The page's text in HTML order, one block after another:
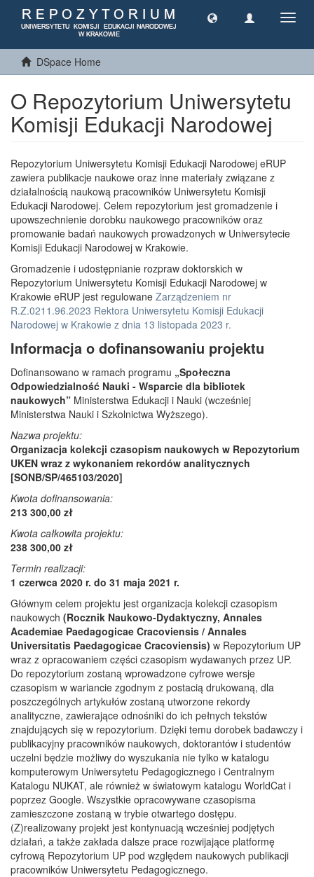
DSpace Home
O Repozytorium Uniwersytetu
Komisji Edukacji Narodowej
Repozytorium Uniwersytetu Komisji Edukacji Narodowej eRUP
zawiera publikacje naukowe oraz inne materiały związane z
działalnością naukową pracowników Uniwersytetu Komisji
Edukacji Narodowej. Celem repozytorium jest gromadzenie i
upowszechnienie dorobku naukowego pracowników oraz
promowanie badań naukowych prowadzonych w Uniwersytecie
Komisji Edukacji Narodowej w Krakowie.
Gromadzenie i udostępnianie rozpraw doktorskich w
Repozytorium Uniwersytetu Komisji Edukacji Narodowej w
Krakowie eRUP jest regulowane Zarządzeniem nr
R.Z.0211.96.2023 Rektora Uniwersytetu Komisji Edukacji
Narodowej w Krakowie z dnia 13 listopada 2023 r.
Informacja o dofinansowaniu projektu
Dofinansowano w ramach programu „Społeczna
Odpowiedzialność Nauki - Wsparcie dla bibliotek
naukowych” Ministerstwa Edukacji i Nauki (wcześniej
Ministerstwa Nauki i Szkolnictwa Wyższego).
Nazwa projektu:
Organizacja kolekcji czasopism naukowych w Repozytorium
UKEN wraz z wykonaniem rekordów analitycznych
[SONB/SP/465103/2020]
Kwota dofinansowania:
213 300,00 zł
Kwota całkowita projektu:
238 300,00 zł
Termin realizacji:
1 czerwca 2020 r. do 31 maja 2021 r.
Głównym celem projektu jest organizacja kolekcji czasopism
naukowych (Rocznik Naukowo-Dydaktyczny, Annales
Academiae Paedagogicae Cracoviensis / Annales
Universitatis Paedagogicae Cracoviensis) w Repozytorium UP
wraz z opracowaniem części czasopism wydawanych przez UP.
Do repozytorium zostaną wprowadzone cyfrowe wersje
czasopism w wariancie zgodnym z postacią drukowaną, dla
poszczególnych artykułów zostaną utworzone rekordy
analityczne, zawierające odnośniki do ich pełnych tekstów
znajdujących się w repozytorium. Dzięki temu dorobek badawczy i
publikacyjny pracowników naukowych, doktorantów i studentów
uczelni będzie możliwy do wyszukania nie tylko w katalogu
komputerowym Uniwersytetu Pedagogicznego i Centralnym
Katalogu NUKAT, ale również w światowym katalogu WorldCat i
poprzez Google. Wszystkie opracowywane czasopisma
zamieszczone zostaną w trybie otwartego dostępu.
(Z)realizowany projekt jest kontynuacją wcześniej podjętych
działań, a także zakłada dalsze prace rozwijające platformę
cyfrową Repozytorium UP pod względem naukowych publikacji
pracowników Uniwersytetu Pedagogicznego.